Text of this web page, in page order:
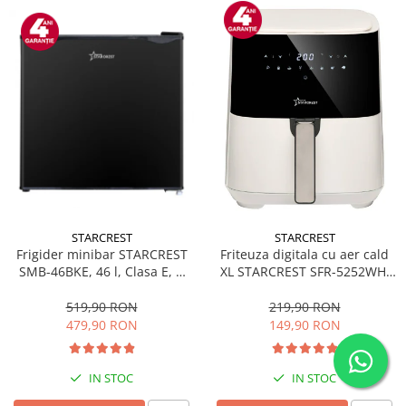
STARCREST
Frigider minibar STARCREST
SMB-46BKE, 46 l, Clasa E, H
519,90 RON
479,90 RON
IN STOC
STARCREST
Friteuza digitala cu aer cald
XL STARCREST SFR-5252WH,
200 °C, 8 programe
predefinite, Alb
219,90 RON
149,90 RON
IN STOC